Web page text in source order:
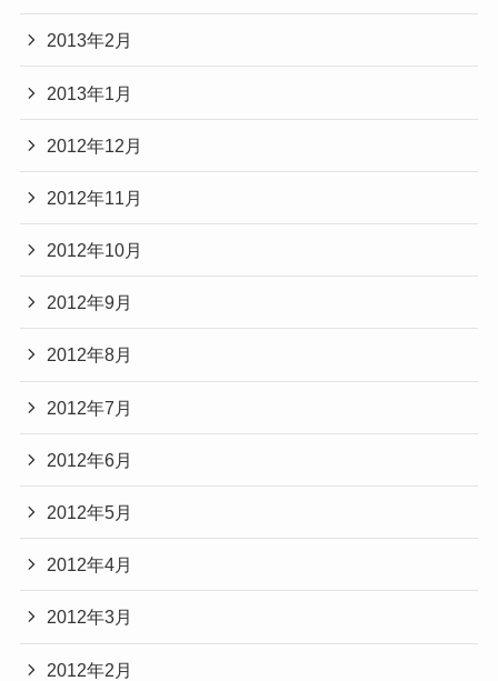
2013年2月
2013年1月
2012年12月
2012年11月
2012年10月
2012年9月
2012年8月
2012年7月
2012年6月
2012年5月
2012年4月
2012年3月
2012年2月